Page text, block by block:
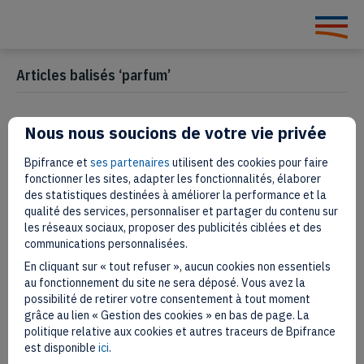
Articles balisés ‘parfum’
Fragonard : une affaire de
famille depuis bientôt 100 ans
3 août 2022
Nous nous soucions de votre vie privée
Bpifrance et ses partenaires utilisent des cookies pour faire
fonctionner les sites, adapter les fonctionnalités, élaborer
des statistiques destinées à améliorer la performance et la
qualité des services, personnaliser et partager du contenu sur
les réseaux sociaux, proposer des publicités ciblées et des
communications personnalisées.
En cliquant sur « tout refuser », aucun cookies non essentiels
au fonctionnement du site ne sera déposé. Vous avez la
possibilité de retirer votre consentement à tout moment
grâce au lien « Gestion des cookies » en bas de page. La
politique relative aux cookies et autres traceurs de Bpifrance
est disponible ici.